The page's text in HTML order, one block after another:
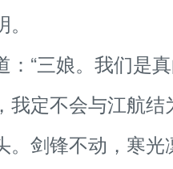
“三娘。我们是
我定不会与江航结
剑锋不动，寒光